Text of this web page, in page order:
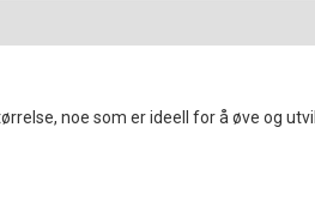
noe som er ideell for å øve og